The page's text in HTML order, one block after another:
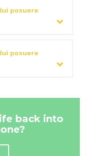
posuere
posuere
back into